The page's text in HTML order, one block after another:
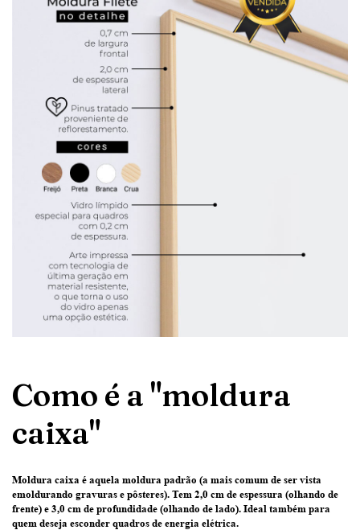
Como é a "moldura
caixa"
Moldura caixa é aquela moldura padrão (a mais comum de ser vista
emoldurando gravuras e pôsteres). Tem 2,0 cm de espessura (olhando de
frente) e 3,0 cm de profundidade (olhando de lado). Ideal também para
quem deseja esconder quadros de energia elétrica.